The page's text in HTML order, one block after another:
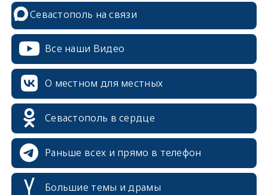
Севастополь на связи
Все наши Видео
О местном для местных
Севастополь в сердце
Раньше всех и прямо в телефон
Большие темы и драмы